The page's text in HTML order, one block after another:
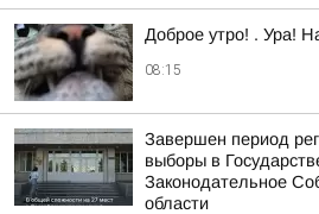
Доброе утро! . Ура!
08:15
Завершен период
выборы в
Законодательное
области